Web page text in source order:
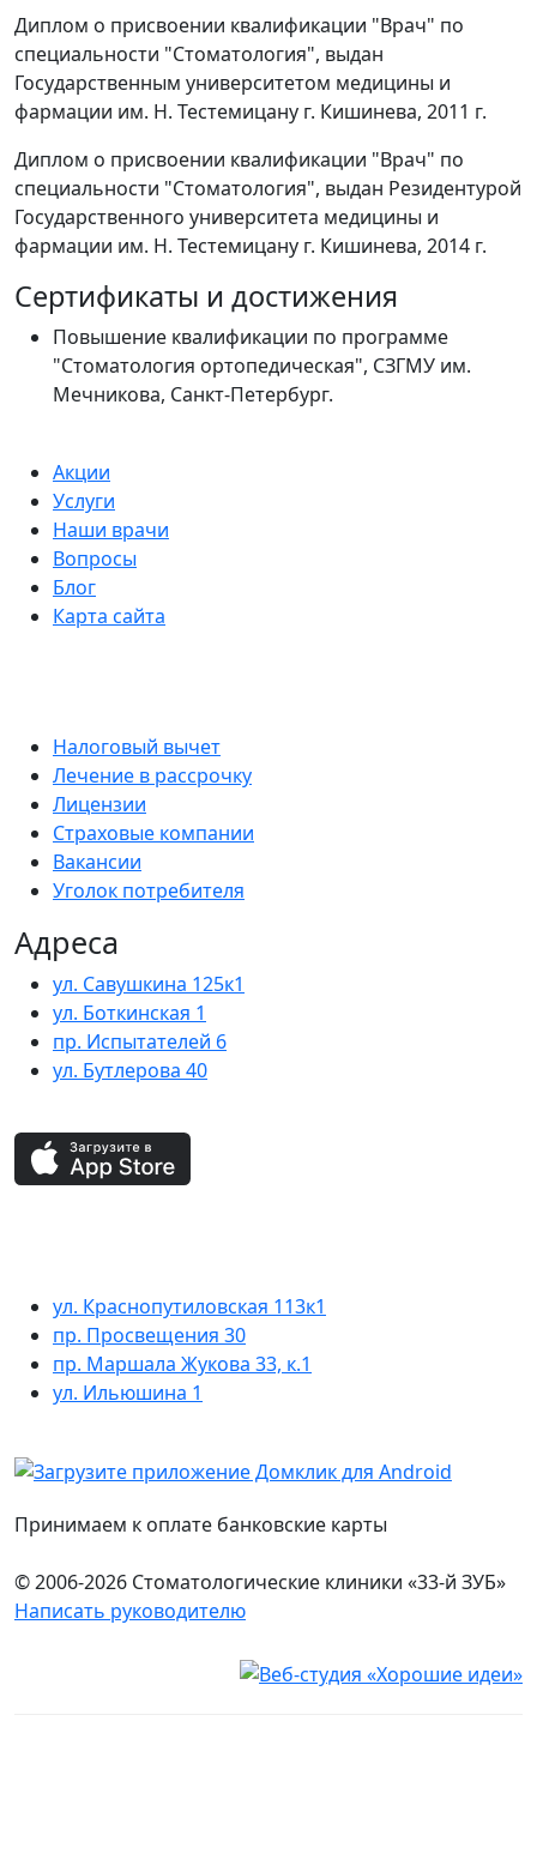
Диплом о присвоении квалификации "Врач" по
специальности "Стоматология", выдан
Государственным университетом медицины и
фармации им. Н. Тестемицану г. Кишинева, 2011 г.
Диплом о присвоении квалификации "Врач" по
специальности "Стоматология", выдан Резидентурой
Государственного университета медицины и
фармации им. Н. Тестемицану г. Кишинева, 2014 г.
Сертификаты и достижения
Повышение квалификации по программе
"Стоматология ортопедическая", СЗГМУ им.
Мечникова, Санкт-Петербург.
Акции
Услуги
Наши врачи
Вопросы
Блог
Карта сайта
Налоговый вычет
Лечение в рассрочку
Лицензии
Страховые компании
Вакансии
Уголок потребителя
Адреса
ул. Савушкина 125к1
ул. Боткинская 1
пр. Испытателей 6
ул. Бутлерова 40
ул. Краснопутиловская 113к1
пр. Просвещения 30
пр. Маршала Жукова 33, к.1
ул. Ильюшина 1
Принимаем к оплате банковские карты
© 2006-2026 Стоматологические клиники «33-й ЗУБ»
Написать руководителю